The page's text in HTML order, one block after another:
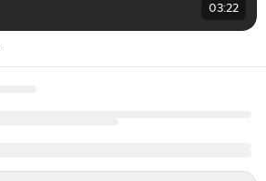
03:22